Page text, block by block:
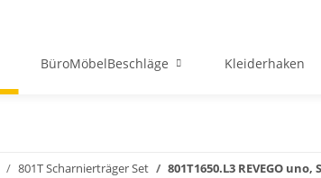
BüroMöbelBeschläge Kleiderhaken
801T Scharnierträger Set 801T1650.L3 REVEGO